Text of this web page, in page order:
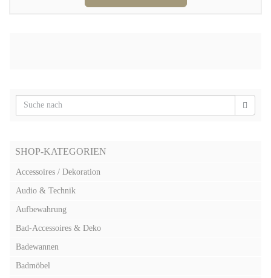
SHOP-KATEGORIEN
Accessoires / Dekoration
Audio & Technik
Aufbewahrung
Bad-Accessoires & Deko
Badewannen
Badmöbel